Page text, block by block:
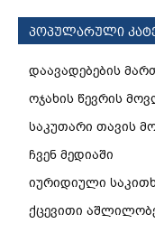
პოპულარული
დაავადებების
ოჯახის წევრის
საკუთარი თავის
ჩვენ მედიაში
იურიდიული
ქცევითი